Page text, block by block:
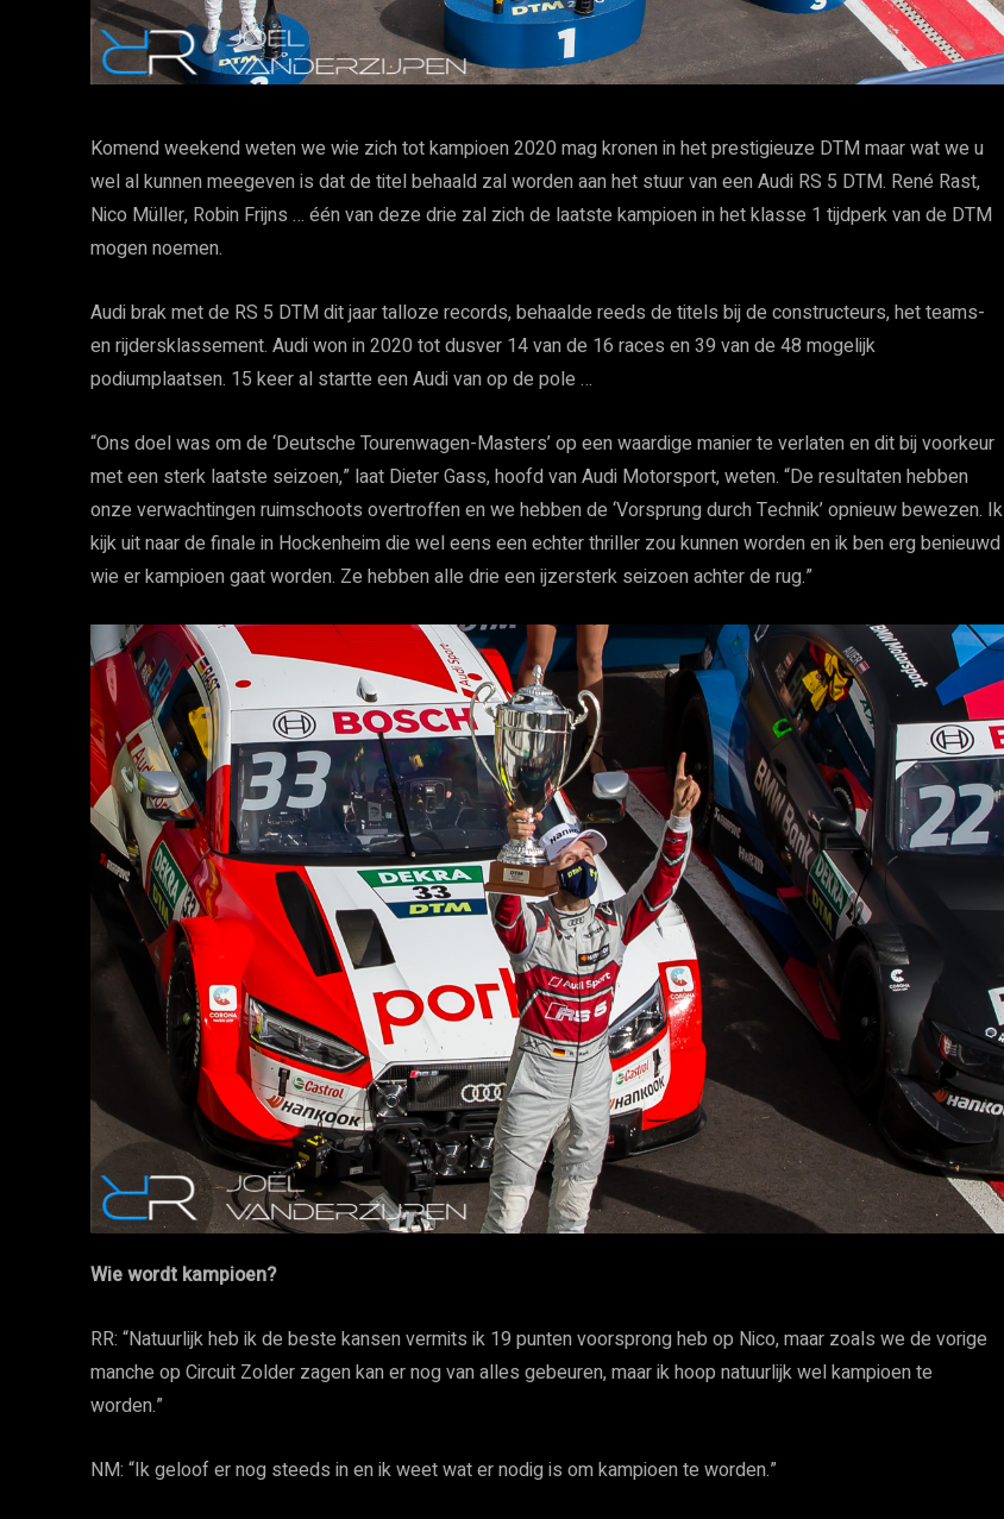
Komend weekend weten we wie zich tot kampioen 2020 mag kronen in het prestigieuze DTM maar wat we u
wel al kunnen meegeven is dat de titel behaald zal worden aan het stuur van een Audi RS 5 DTM. René Rast,
Nico Müller, Robin Frijns … één van deze drie zal zich de laatste kampioen in het klasse 1 tijdperk van de DTM
mogen noemen.
Audi brak met de RS 5 DTM dit jaar talloze records, behaalde reeds de titels bij de constructeurs, het teams-
en rijdersklassement. Audi won in 2020 tot dusver 14 van de 16 races en 39 van de 48 mogelijk
podiumplaatsen. 15 keer al startte een Audi van op de pole …
“Ons doel was om de ‘Deutsche Tourenwagen-Masters’ op een waardige manier te verlaten en dit bij voorkeur
met een sterk laatste seizoen,” laat Dieter Gass, hoofd van Audi Motorsport, weten. “De resultaten hebben
onze verwachtingen ruimschoots overtroffen en we hebben de ‘Vorsprung durch Technik’ opnieuw bewezen. Ik
kijk uit naar de finale in Hockenheim die wel eens een echter thriller zou kunnen worden en ik ben erg benieuwd
wie er kampioen gaat worden. Ze hebben alle drie een ijzersterk seizoen achter de rug.”
Wie wordt kampioen?
RR: “Natuurlijk heb ik de beste kansen vermits ik 19 punten voorsprong heb op Nico, maar zoals we de vorige
manche op Circuit Zolder zagen kan er nog van alles gebeuren, maar ik hoop natuurlijk wel kampioen te
worden.”
NM: “Ik geloof er nog steeds in en ik weet wat er nodig is om kampioen te worden.”